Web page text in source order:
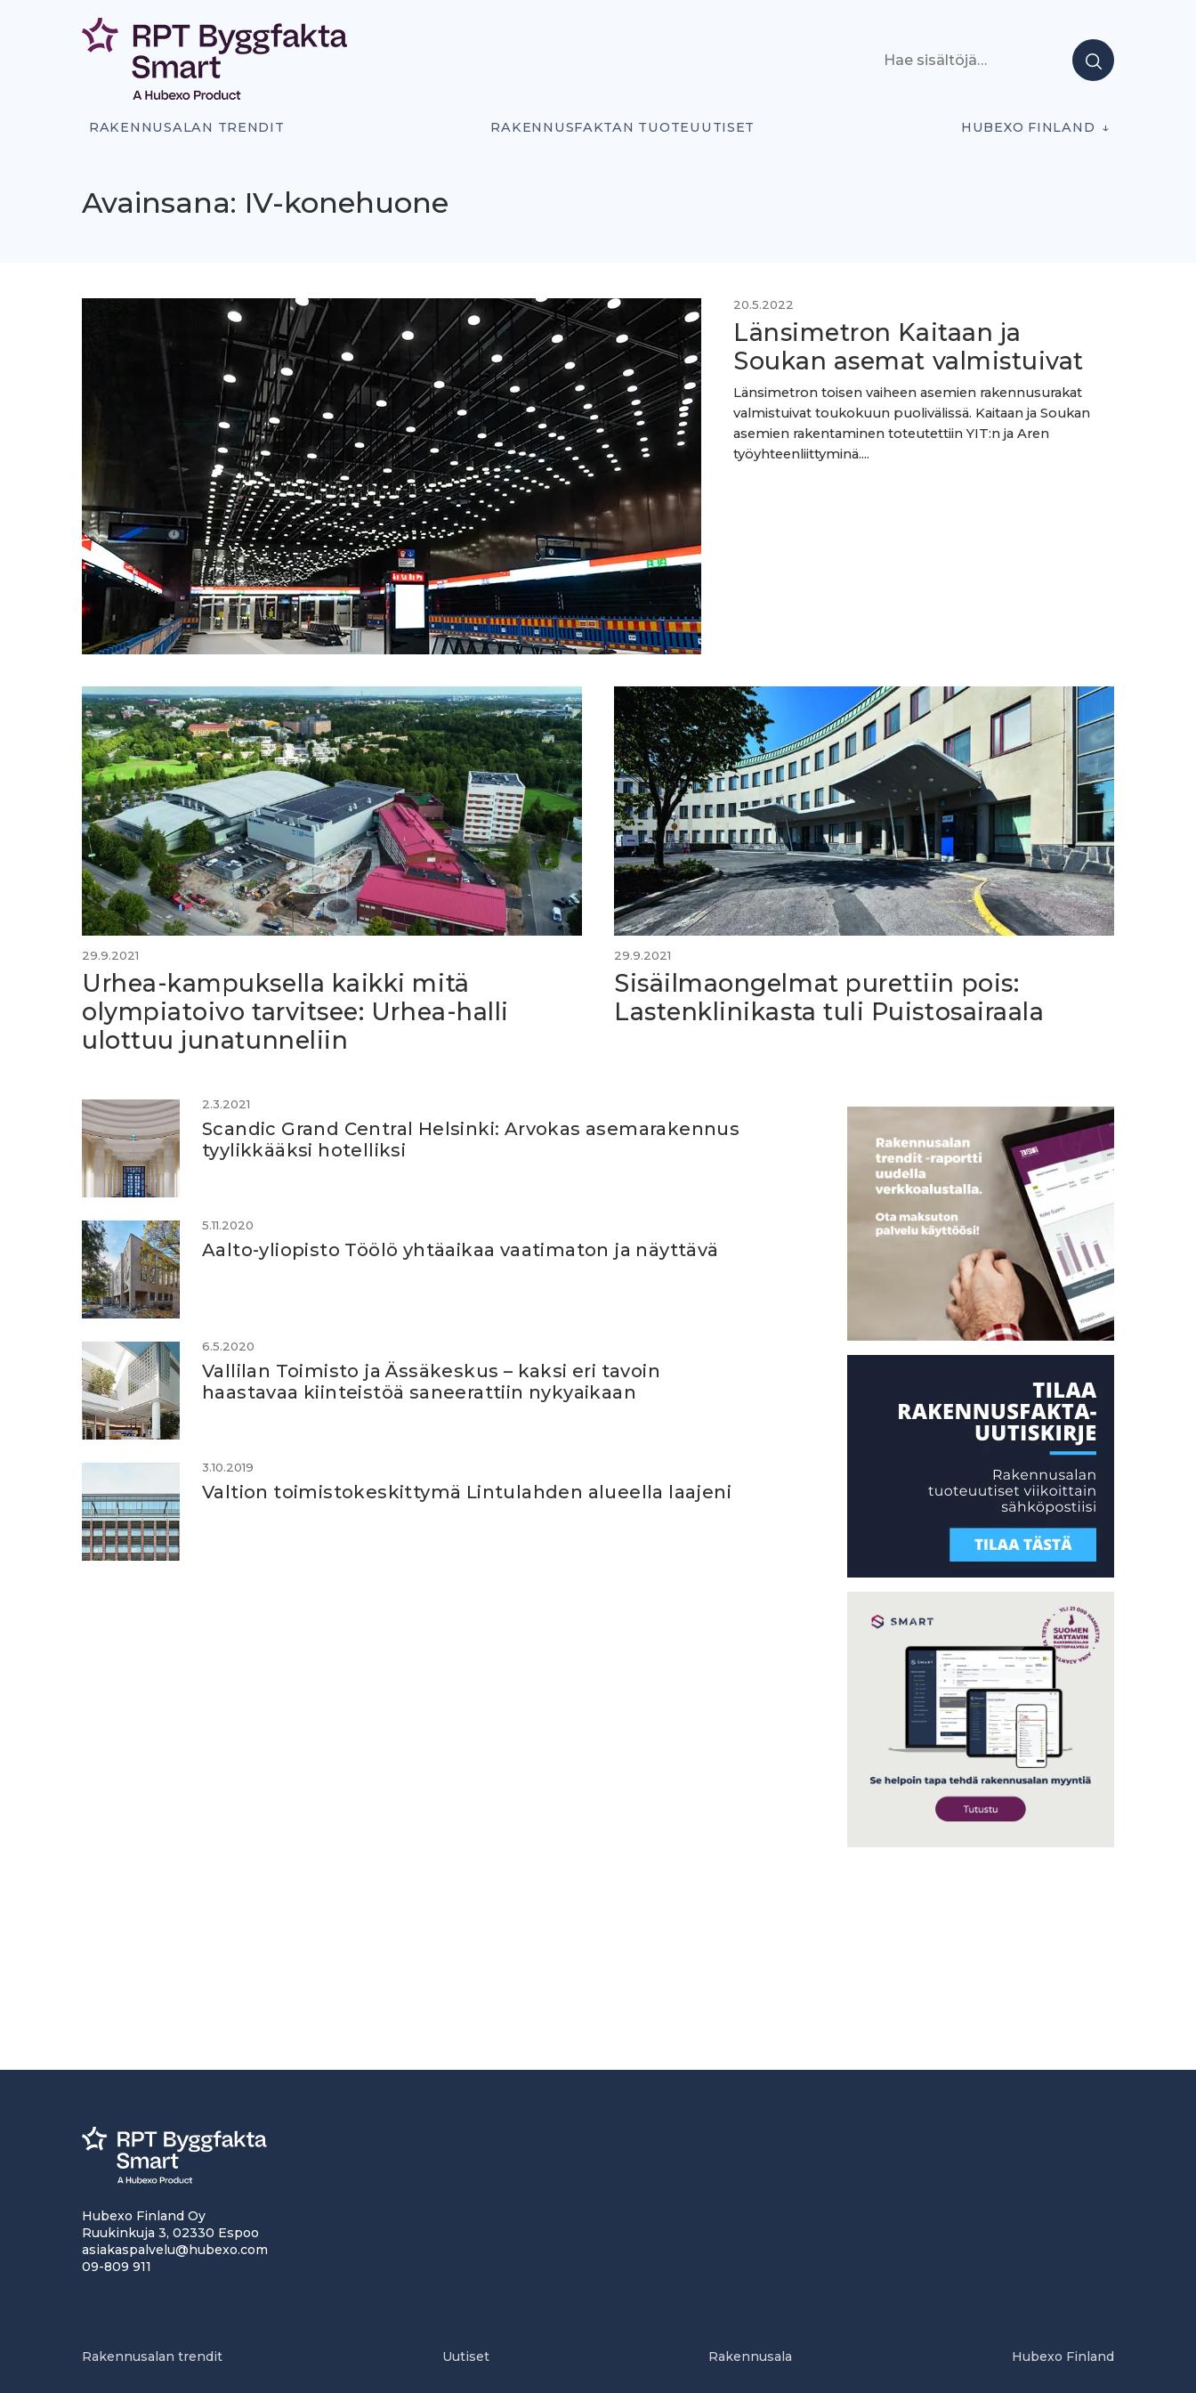
RAKENNUSALAN TRENDIT RAKENNUSFAKTAN TUOTEUUTISET HUBEXO FINLAND
Avainsana: IV-konehuone
20.5.2022
Länsimetron Kaitaan ja
Soukan asemat valmistuivat
Länsimetron toisen vaiheen asemien rakennusurakat
valmistuivat toukokuun puolivälissä. Kaitaan ja Soukan
asemien rakentaminen toteutettiin YIT:n ja Aren
työyhteenliittyminä....
29.9.2021
Urhea-kampuksella kaikki mitä
olympiatoivo tarvitsee: Urhea-halli
ulottuu junatunneliin
29.9.2021
Sisäilmaongelmat purettiin pois:
Lastenklinikasta tuli Puistosairaala
2.3.2021
Scandic Grand Central Helsinki: Arvokas asemarakennus
tyylikkääksi hotelliksi
5.11.2020
Aalto-yliopisto Töölö yhtäaikaa vaatimaton ja näyttävä
6.5.2020
Vallilan Toimisto ja Ässäkeskus – kaksi eri tavoin
haastavaa kiinteistöä saneerattiin nykyaikaan
3.10.2019
Valtion toimistokeskittymä Lintulahden alueella laajeni
Hubexo Finland Oy
Ruukinkuja 3, 02330 Espoo
asiakaspalvelu@hubexo.com
09-809 911
Rakennusalan trendit Uutiset Rakennusala Hubexo Finland